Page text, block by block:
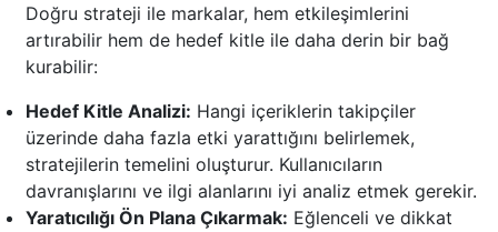
Doğru strateji ile markalar, hem etkileşimlerini
artırabilir hem de hedef kitle ile daha derin bir bağ
kurabilir:
Hedef Kitle Analizi: Hangi içeriklerin takipçiler
üzerinde daha fazla etki yarattığını belirlemek,
stratejilerin temelini oluşturur. Kullanıcıların
davranışlarını ve ilgi alanlarını iyi analiz etmek gerekir.
Yaratıcılığı Ön Plana Çıkarmak: Eğlenceli ve dikkat